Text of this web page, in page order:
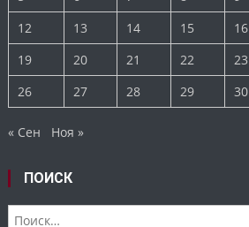
12
13 14 15 16
19
20 21 22 23
26
27 28 29 30
« Сен Ноя »
ПОИСК